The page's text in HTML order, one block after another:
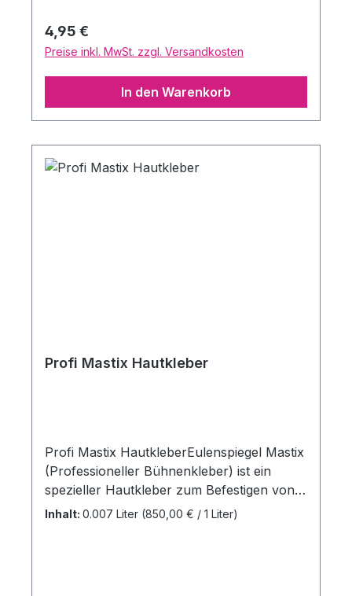
Regulärer Preis:
4,95 €
Preise inkl. MwSt. zzgl. Versandkosten
In den Warenkorb
Profi Mastix Hautkleber
Profi Mastix HautkleberEulenspiegel Mastix
(Professioneller Bühnenkleber) ist ein
spezieller Hautkleber zum Befestigen von
Latex-Teilen, Glatzen, Bärten (auch aus der
Inhalt: 0.007 Liter (850,00 € / 1 Liter)